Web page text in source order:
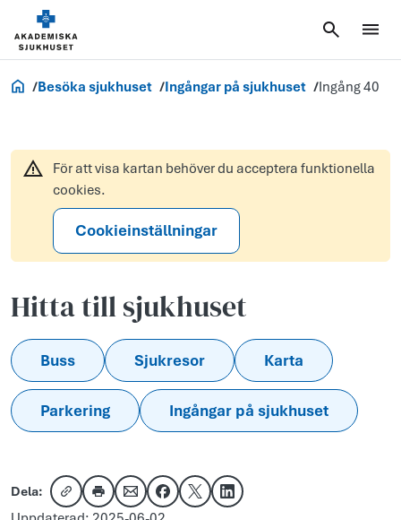
Akademiska.se
Besöka sjukhuset Ingångar på sjukhuset Ingång 40
För att visa kartan behöver du acceptera funktionella
cookies.
Cookieinställningar
Hitta till sjukhuset
Buss Sjukresor Karta
Parkering Ingångar på sjukhuset
Dela:
Kopiera länk
Skriv utDela via e-post
Dela på Facebook
Dela på XDela på LinkedIn